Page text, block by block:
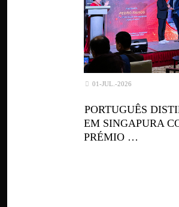
01-JUL.-2026
PORTUGUÊS
EM SINGAPURA
PRÉMIO …